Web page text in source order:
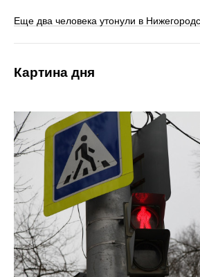
Еще два человека утонули в
Картина дня